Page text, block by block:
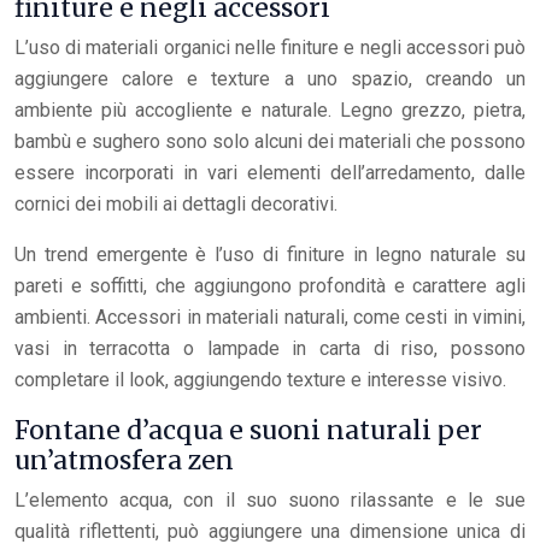
finiture e negli accessori
L’uso di materiali organici nelle finiture e negli accessori può
aggiungere calore e texture a uno spazio, creando un
ambiente più accogliente e naturale. Legno grezzo, pietra,
bambù e sughero sono solo alcuni dei materiali che possono
essere incorporati in vari elementi dell’arredamento, dalle
cornici dei mobili ai dettagli decorativi.
Un trend emergente è l’uso di finiture in legno naturale su
pareti e soffitti, che aggiungono profondità e carattere agli
ambienti. Accessori in materiali naturali, come cesti in vimini,
vasi in terracotta o lampade in carta di riso, possono
completare il look, aggiungendo texture e interesse visivo.
Fontane d’acqua e suoni naturali per
un’atmosfera zen
L’elemento acqua, con il suo suono rilassante e le sue
qualità riflettenti, può aggiungere una dimensione unica di